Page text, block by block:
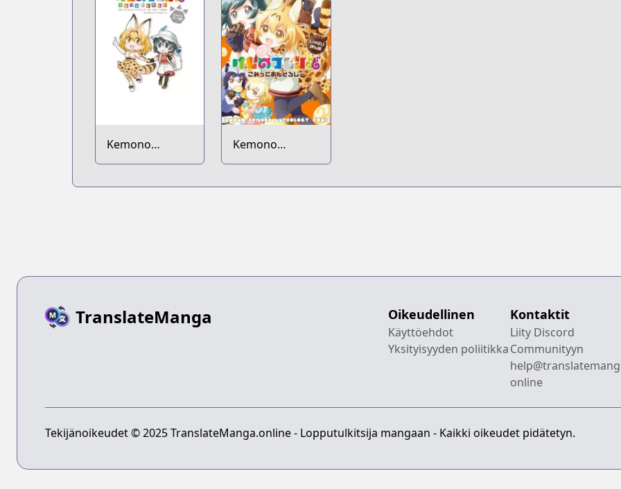
Kemono
Friends: Comic à
Kemono
Friends: Comic
TranslateManga Oikeudellinen
Käyttöehdot
Yksityisyyden poliitikka
Kontaktit
Liity Discord
Communityyn
online
Tekijänoikeudet © 2025 TranslateManga.online - Lopputulkitsija mangaan - Kaikki oikeudet pidätetyn.